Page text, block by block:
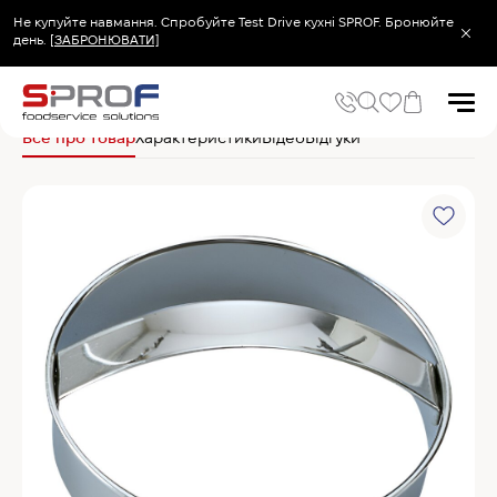
Не купуйте навмання. Спробуйте Test Drive кухні SPROF. Бронюйте
день. [ЗАБРОНЮВАТИ]
Холодильник
Популярні категорії
Печі та пароконвектомати
Холодильне та Морозильне обладнання
Овочерізки професійні
Хімія для пароконвектоматів
Хімія для посудомийних машин
Популярні товари
Головна Кухонний посуд та інвентар Хлібопекарський та
Все про товарХарактеристикиВідеоВідгуки